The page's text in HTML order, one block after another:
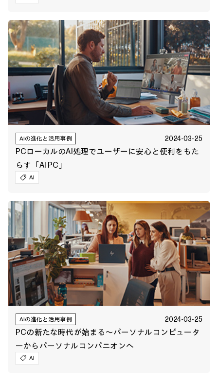
AIの進化と活用事例 2024-03-25
PCローカルのAI処理でユーザーに安心と便利をもた
らす「AI PC」
AI
AIの進化と活用事例 2024-03-25
PCの新たな時代が始まる～パーソナルコンピュータ
ーからパーソナルコンパニオンへ
AI